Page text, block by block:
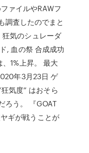
ァイルやRAWフ
調査したのでまと
気のシュレーダ
, 血の祭 合成成功
1%上昇。 最大
年3月23日 ゲ
気度” はおそら
ろう。 『GOAT
ギが戦うことが